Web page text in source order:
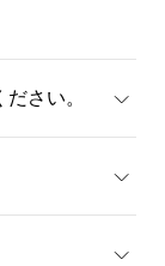
さい。